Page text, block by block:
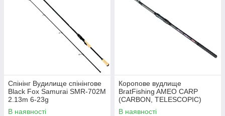
Спінінг Вудилище спінінгове
Black Fox Samurai SMR-702M
2.13m 6-23g
В наявності
Коропове вудлище
BratFishing AMEO CARP
(CARBON, TELESCOPIC)
3.00 m / 120-220 g.
В наявності